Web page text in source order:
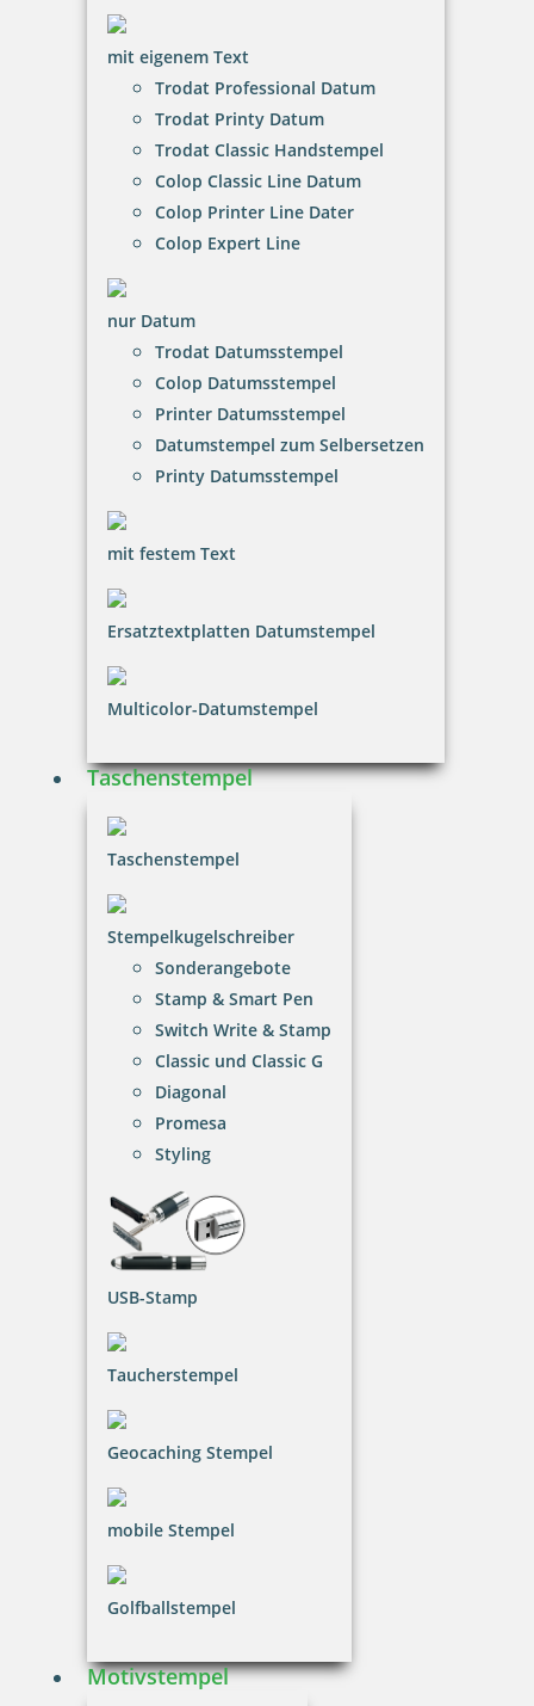
mit eigenem Text
Trodat Professional Datum
Trodat Printy Datum
Trodat Classic Handstempel
Colop Classic Line Datum
Colop Printer Line Dater
Colop Expert Line
nur Datum
Trodat Datumsstempel
Colop Datumsstempel
Printer Datumsstempel
Datumstempel zum Selbersetzen
Printy Datumsstempel
mit festem Text
Ersatztextplatten Datumstempel
Multicolor-Datumstempel
Taschenstempel
Taschenstempel
Stempelkugelschreiber
Sonderangebote
Stamp & Smart Pen
Switch Write & Stamp
Classic und Classic G
Diagonal
Promesa
Styling
USB-Stamp
Taucherstempel
Geocaching Stempel
mobile Stempel
Golfballstempel
Motivstempel
Metallstempelfarbe 8080 P 50 ml verschiedene Farben
15,76 €
Metallstempelfarbe 8081 P 50 ml
inkl. 20.00 % Mwst.
Stempelfarbe 8122 P 50 ml für Etiketten, Papier,
Medizinverpackungen
16,48 €
inkl. 20.00 % Mwst.
Spezialstempelfarbe 840 P 50 ml für Metall und abwischbare
12,89 €